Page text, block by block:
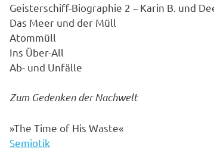
Geisterschiff-Biographie 2 – Karin B. und
Das Meer und der Müll
Atommüll
Ins Über-All
Ab- und Unfälle
Zum Gedenken der Nachwelt
»The Time of His Waste«
Semiotik